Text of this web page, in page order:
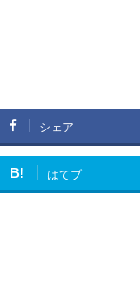
シェア
B! はてブ